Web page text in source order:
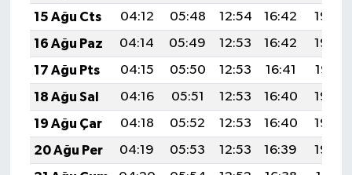
15 Ağu Cts
04:12 05:48 12:54 16:42
19:50
16 Ağu Paz
04:14 05:49 12:53 16:42
19:48
17 Ağu Pts
04:15 05:50 12:53 16:41
19:47
18 Ağu Sal
04:16 05:51 12:53 16:40
19:45
19 Ağu Çar
04:18 05:52 12:53 16:40
19:44
20 Ağu Per
04:19 05:53 12:53 16:39
19:43